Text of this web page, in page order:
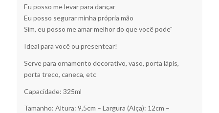
Eu posso me levar para dançar
Eu posso segurar minha própria mão
Sim, eu posso me amar melhor do que você pode"
Ideal para você ou presentear!
Serve para ornamento decorativo, vaso, porta lápis,
porta treco, caneca, etc
Capacidade: 325ml
Tamanho: Altura: 9,5cm – Largura (Alça): 12cm –